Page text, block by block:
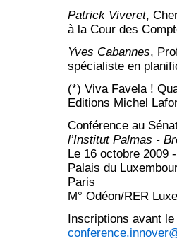
Patrick Viveret,
à la Cour des
Yves Cabannes,
spécialiste en
(*) Viva Favela !
Editions Michel
Conférence au
l’Institut Palmas -
Le 16 octobre 2009
Palais du
Paris
M° Odéon/RER
Inscriptions avant